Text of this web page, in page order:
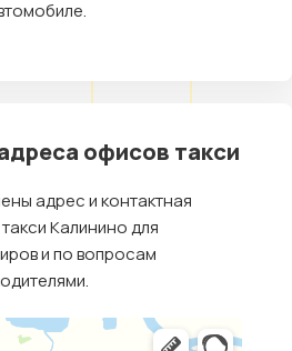
офисов такси
адрес и контактная
Калинино для
и по вопросам